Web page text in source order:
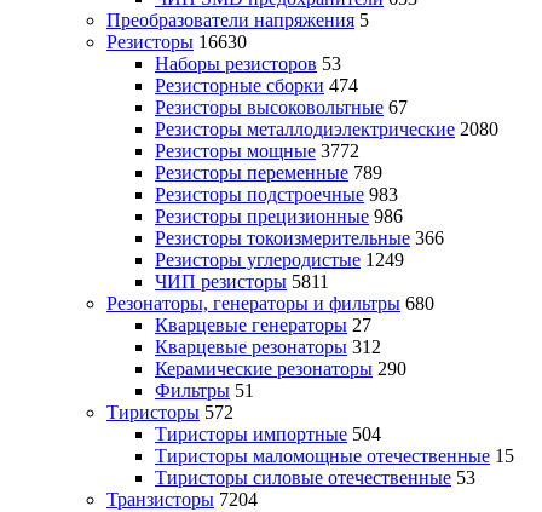
Преобразователи напряжения 5
Резисторы 16630
Наборы резисторов 53
Резисторные сборки 474
Резисторы высоковольтные 67
Резисторы металлодиэлектрические 2080
Резисторы мощные 3772
Резисторы переменные 789
Резисторы подстроечные 983
Резисторы прецизионные 986
Резисторы токоизмерительные 366
Резисторы углеродистые 1249
ЧИП резисторы 5811
Резонаторы, генераторы и фильтры 680
Кварцевые генераторы 27
Кварцевые резонаторы 312
Керамические резонаторы 290
Фильтры 51
Тиристоры 572
Тиристоры импортные 504
Тиристоры маломощные отечественные 15
Тиристоры силовые отечественные 53
Транзисторы 7204